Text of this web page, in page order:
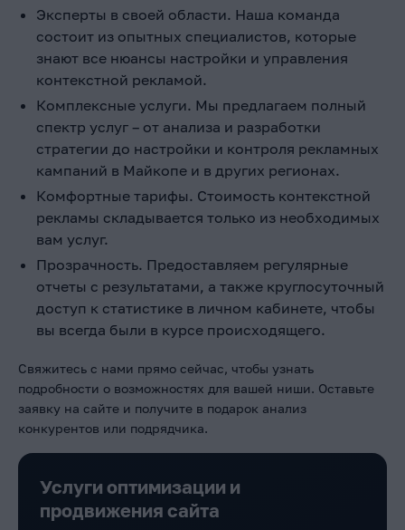
Эксперты в своей области. Наша команда
состоит из опытных специалистов, которые
знают все нюансы настройки и управления
контекстной рекламой.
Комплексные услуги. Мы предлагаем полный
спектр услуг – от анализа и разработки
стратегии до настройки и контроля рекламных
кампаний в Майкопе и в других регионах.
Комфортные тарифы. Стоимость контекстной
рекламы складывается только из необходимых
вам услуг.
Прозрачность. Предоставляем регулярные
отчеты с результатами, а также круглосуточный
доступ к статистике в личном кабинете, чтобы
вы всегда были в курсе происходящего.
Свяжитесь с нами прямо сейчас, чтобы узнать
подробности о возможностях для вашей ниши. Оставьте
заявку на сайте и получите в подарок анализ
конкурентов или подрядчика.
Услуги оптимизации и
продвижения сайта